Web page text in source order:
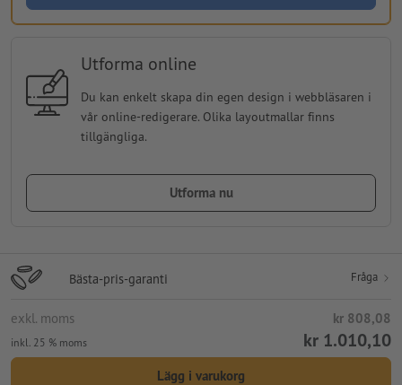
Utforma online
Du kan enkelt skapa din egen design i webbläsaren i
vår online-redigerare. Olika layoutmallar finns
tillgängliga.
Utforma nu
Bästa-pris-garanti Fråga
exkl. moms kr 808,08
inkl. 25 % moms kr 1.010,10
Lägg i varukorg